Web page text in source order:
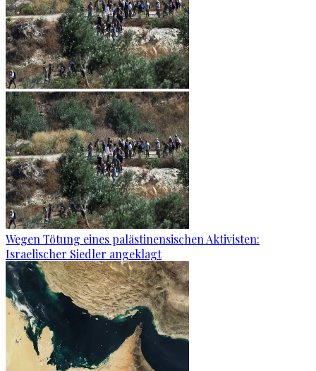
Wegen Tötung eines palästinensischen Aktivisten:
Israelischer Siedler angeklagt